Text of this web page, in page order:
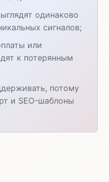
одинаково
сигналов;
или
к потерянным
потому
и SEO-шаблоны